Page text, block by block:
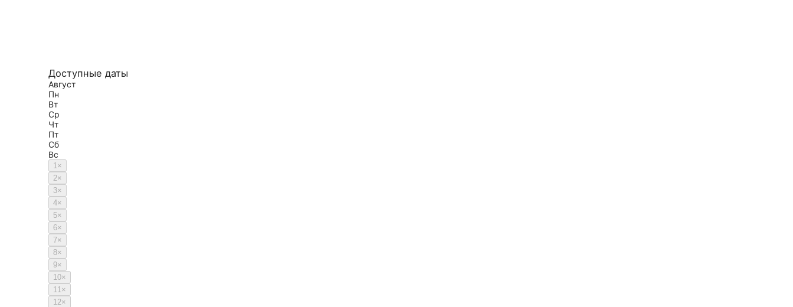
Доступные даты
Август
Пн
Вт
Ср
Чт
Пт
Сб
Вс
1×
2×
3×
4×
5×
6×
7×
8×
9×
10×
11×
12×